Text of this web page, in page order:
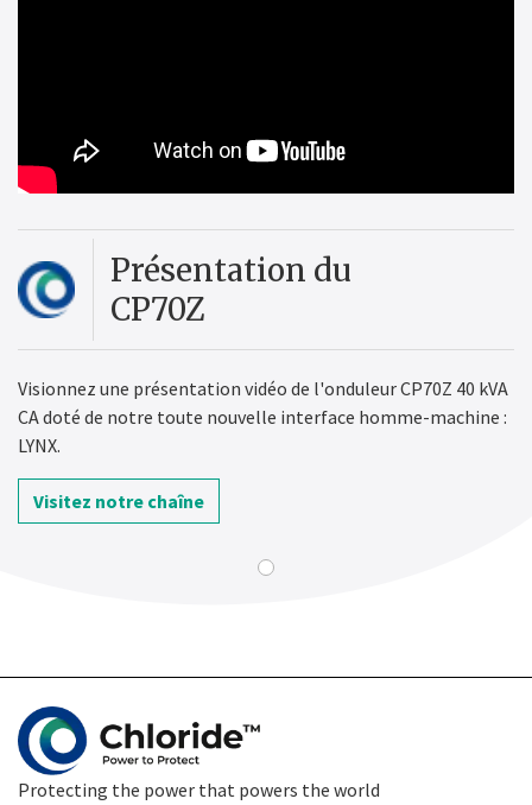
Présentation du
CP70Z
Visionnez une présentation vidéo de l'onduleur CP70Z 40 kVA
CA doté de notre toute nouvelle interface homme-machine :
LYNX.
Visitez notre chaîne
Protecting the power that powers the world